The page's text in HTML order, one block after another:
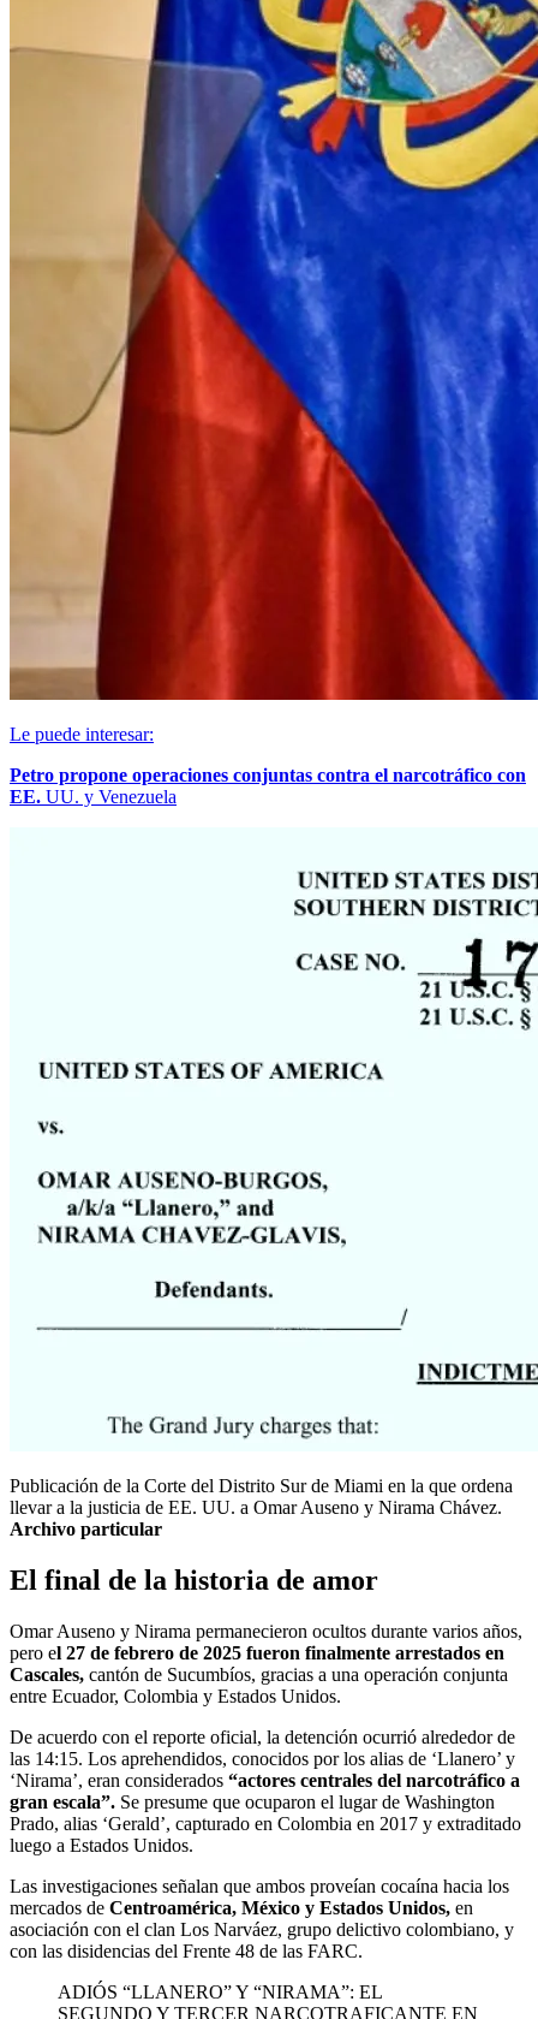
Le puede interesar:
Petro propone operaciones conjuntas contra el narcotráfico con
EE. UU. y Venezuela
Publicación de la Corte del Distrito Sur de Miami en la que ordena
llevar a la justicia de EE. UU. a Omar Auseno y Nirama Chávez.
Archivo particular
El final de la historia de amor
Omar Auseno y Nirama permanecieron ocultos durante varios años,
pero el 27 de febrero de 2025 fueron finalmente arrestados en
Cascales, cantón de Sucumbíos, gracias a una operación conjunta
entre Ecuador, Colombia y Estados Unidos.
De acuerdo con el reporte oficial, la detención ocurrió alrededor de
las 14:15. Los aprehendidos, conocidos por los alias de ‘Llanero’ y
‘Nirama’, eran considerados “actores centrales del narcotráfico a
gran escala”. Se presume que ocuparon el lugar de Washington
Prado, alias ‘Gerald’, capturado en Colombia en 2017 y extraditado
luego a Estados Unidos.
Las investigaciones señalan que ambos proveían cocaína hacia los
mercados de Centroamérica, México y Estados Unidos, en
asociación con el clan Los Narváez, grupo delictivo colombiano, y
con las disidencias del Frente 48 de las FARC.
ADIÓS “LLANERO” Y “NIRAMA”: EL
SEGUNDO Y TERCER NARCOTRAFICANTE EN